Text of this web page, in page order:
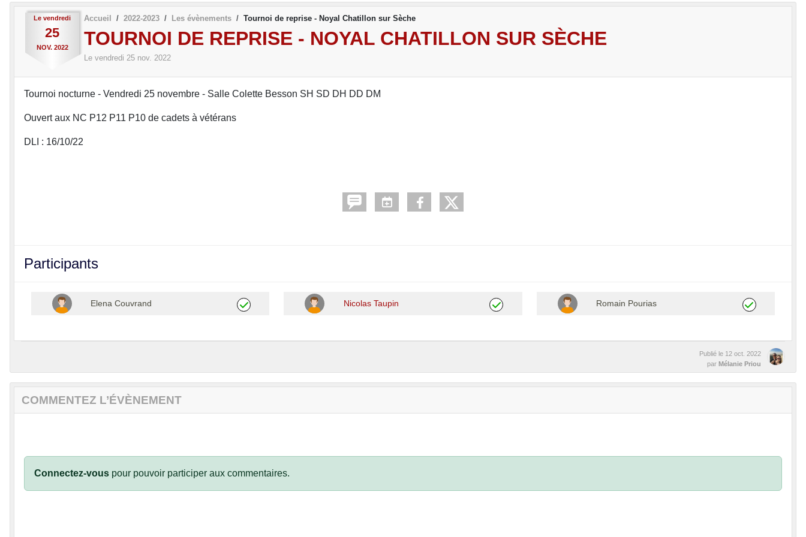
Le vendredi
25
NOV. 2022
Accueil 2022-2023 Les évènements Tournoi de reprise - Noyal Chatillon sur Sèche
TOURNOI DE REPRISE - NOYAL CHATILLON SUR SÈCHE
Le vendredi 25 nov. 2022
Tournoi nocturne - Vendredi 25 novembre - Salle Colette Besson SH SD DH DD DM
Ouvert aux NC P12 P11 P10 de cadets à vétérans
DLI : 16/10/22
Participants
Elena Couvrand Nicolas Taupin Romain Pourias
Publié le 12 oct. 2022
par Mélanie Priou
COMMENTEZ L’ÉVÈNEMENT
Connectez-vous pour pouvoir participer aux commentaires.